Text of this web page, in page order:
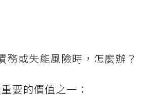
務或失能風險時，怎麼辦？
要的價值之一：